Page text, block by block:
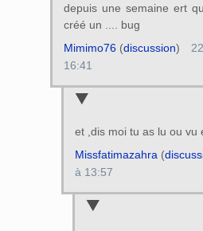
depuis une semaine ert
créé un .... bug
Mimimo76(discussion)
16:41
et ,dis moi tu as lu ou vu
Missfatimazahra(
à 13:57